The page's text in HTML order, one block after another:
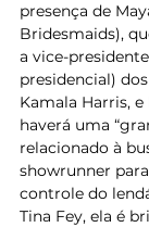
presença de
Bridesmaids),
a vice-
presidencial)
Kamala Harris,
haverá uma
relacionado à
showrunner
controle do
Tina Fey, ela é